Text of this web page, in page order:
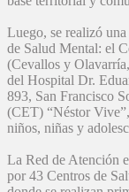
Luego, se realizó
de Salud Mental: el
(Cevallos y
del Hospital Dr.
893, San Francisco
(CET) “Néstor
niños, niñas y
La Red de Atención
por 43 Centros de